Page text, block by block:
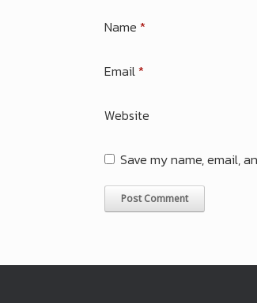
Name *
Email*
Website
Save my name, email,